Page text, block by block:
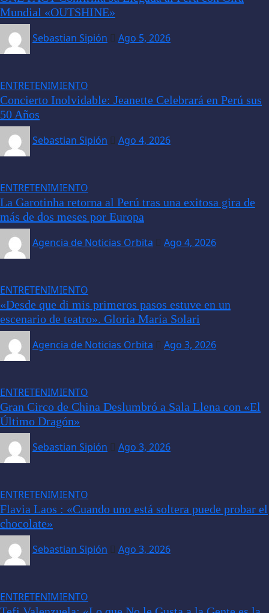
Mundial «OUTSHINE»
Sebastian Sipión
Ago 5, 2026
ENTRETENIMIENTO
Concierto Inolvidable: Jeanette Celebrará en Perú sus
50 Años
Sebastian Sipión
Ago 4, 2026
ENTRETENIMIENTO
La Garotinha retorna al Perú tras una exitosa gira de
más de dos meses por Europa
Agencia de Noticias Orbita
Ago 4, 2026
ENTRETENIMIENTO
«Desde que di mis primeros pasos estuve en un
escenario de teatro». Gloria María Solari
Agencia de Noticias Orbita
Ago 3, 2026
ENTRETENIMIENTO
Gran Circo de China Deslumbró a Sala Llena con «El
Último Dragón»
Sebastian Sipión
Ago 3, 2026
ENTRETENIMIENTO
Flavia Laos : «Cuando uno está soltera puede probar el
chocolate»
Sebastian Sipión
Ago 3, 2026
ENTRETENIMIENTO